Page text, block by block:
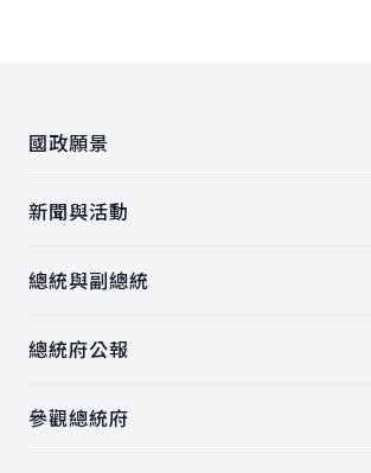
國政願景
新聞與活動
總統與副總統
總統府公報
參觀總統府